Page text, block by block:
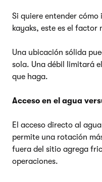
Si quiere entender
kayaks, este es el factor
Una ubicación sólida
sola. Una débil limitará
que haga.
Acceso en el agua
El acceso directo al
permite una rotación
fuera del sitio agrega
operaciones.